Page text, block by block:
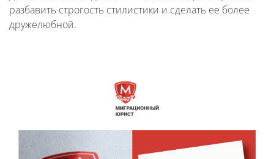
разбавить строгость стилистики и сделать ее более
дружелюбной.